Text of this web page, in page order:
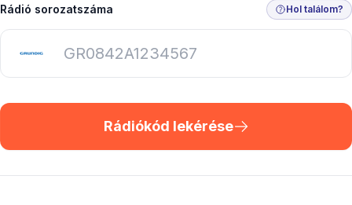
Rádió sorozatszáma Hol találom?
Rádiókód lekérése